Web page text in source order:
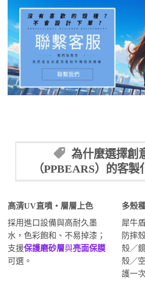
為什麼選擇創
（PPBEARS）的客製
高清UV直噴・層層上色
採用進口設備與高耐久墨
水，色彩飽和、不易掉漆；
支援保護磨砂層與亮面保膜
可選。
多殼
犀牛
防摔
殼／
殼／
護一